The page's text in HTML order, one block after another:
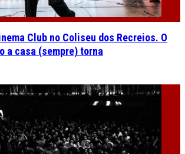
Club no Coliseu dos Recreios. O
a casa (sempre) torna